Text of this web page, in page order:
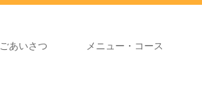
ごあいさつ メニュー・コース